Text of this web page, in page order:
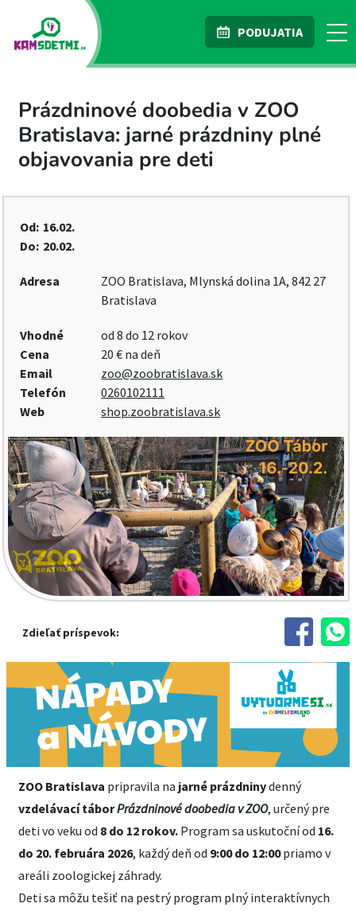
PODUJATIA
Prázdninové doobedia v ZOO
Bratislava: jarné prázdniny plné
objavovania pre deti
Od: 16.02.
Do: 20.02.
Adresa
ZOO Bratislava, Mlynská dolina 1A, 842 27
Bratislava
Vhodné
od 8 do 12 rokov
Cena
20 € na deň
Email
zoo@zoobratislava.sk
Telefón
0260102111
Web
shop.zoobratislava.sk
Zdieľať príspevok:
ZOO Bratislava pripravila na jarné prázdninydenný
vzdelávací táborPrázdninové doobedia v ZOO, určený pre
deti vo veku od 8 do 12 rokov. Program sa uskutoční od 16.
do 20. februára 2026, každý deň od 9:00 do 12:00priamo v
areáli zoologickej záhrady.
Deti sa môžu tešiť na pestrý program plný interaktívnych